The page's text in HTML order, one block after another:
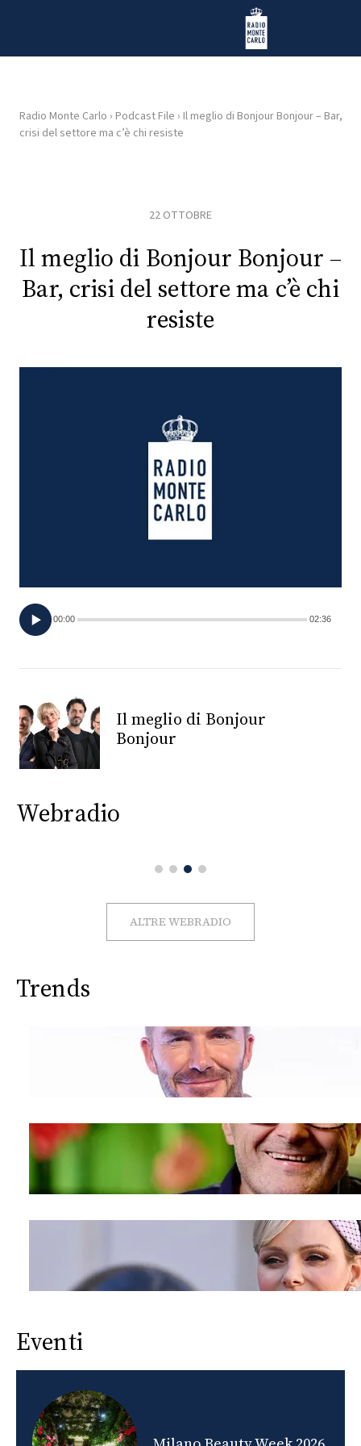
Radio Monte Carlo
HOME
RADIO
PLAYLIST
TV
PRINCIPATO
MONACO
RMC
CONSIGLIA
Radio Monte Carlo › Podcast File › Il meglio di Bonjour Bonjour – Bar,
crisi del settore ma c’è chi resiste
22 OTTOBRE
Il meglio di Bonjour Bonjour –
Bar, crisi del settore ma c’è chi
resiste
00:00 02:36
Il meglio di Bonjour
Bonjour
Webradio
ALTRE WEBRADIO
Trends
Eventi